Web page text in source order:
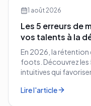
1 août 2026
Les 5 erreurs de
vos talents à la
En 2026, la rétention
foots. Découvrez
intuitives qui
Lire l'article